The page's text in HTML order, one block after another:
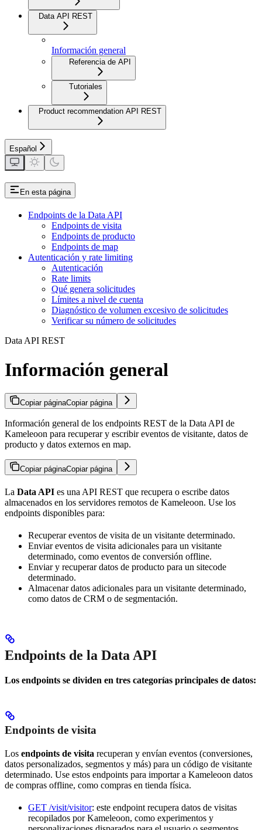
Data API REST
Información general
Referencia de API
Tutoriales
Product recommendation API REST
Español
En esta página
Endpoints de la Data API
Endpoints de visita
Endpoints de producto
Endpoints de map
Autenticación y rate limiting
Autenticación
Rate limits
Qué genera solicitudes
Límites a nivel de cuenta
Diagnóstico de volumen excesivo de solicitudes
Verificar su número de solicitudes
Data API REST
Información general
Copiar páginaCopiar página
Información general de los endpoints REST de la Data API de
Kameleoon para recuperar y escribir eventos de visitante, datos de
producto y datos externos en map.
Copiar páginaCopiar página
La Data API es una API REST que recupera o escribe datos
almacenados en los servidores remotos de Kameleoon. Use los
endpoints disponibles para:
Recuperar eventos de visita de un visitante determinado.
Enviar eventos de visita adicionales para un visitante
determinado, como eventos de conversión offline.
Enviar y recuperar datos de producto para un sitecode
determinado.
Almacenar datos adicionales para un visitante determinado,
como datos de CRM o de segmentación.
Endpoints de la Data API
Los endpoints se dividen en tres categorías principales de datos:
Endpoints de visita
Los endpoints de visita recuperan y envían eventos (conversiones,
datos personalizados, segmentos y más) para un código de visitante
determinado. Use estos endpoints para importar a Kameleoon datos
de compras offline, como compras en tienda física.
GET /visit/visitor: este endpoint recupera datos de visitas
recopilados por Kameleoon, como experimentos y